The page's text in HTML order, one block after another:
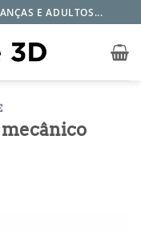
E ADULTOS...